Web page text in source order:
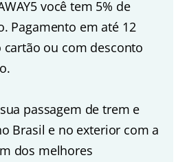
você tem 5% de
Pagamento em até 12
cartão ou com desconto
passagem de trem e
Brasil e no exterior com a
dos melhores